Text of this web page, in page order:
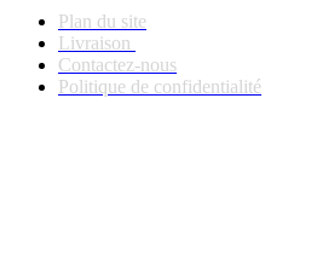
Plan du site
Livraison
Contactez-nous
Politique de confidentialité